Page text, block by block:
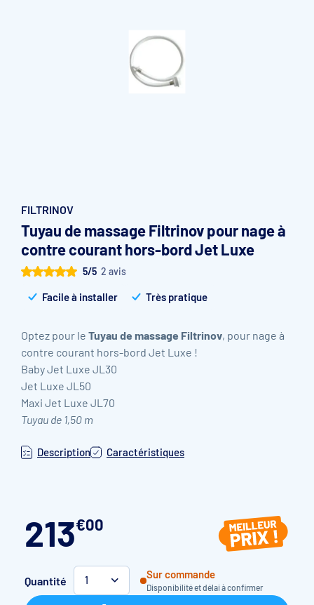
Pompe de filtration à vitesse variable
Vannes multivoies filtres à sable
FILTRINOV
Tuyau de massage Filtrinov pour nage à
contre courant hors-bord Jet Luxe
5/5 2 avis
Facile à installer Très pratique
Optez pour le Tuyau de massage Filtrinov, pour nage à
contre courant hors-bord Jet Luxe !
Baby Jet Luxe JL30
Jet Luxe JL50
Maxi Jet Luxe JL70
Tuyau de 1,50 m
Description Caractéristiques
213€00
Quantité 1 Sur commande
Disponibilité et délai à confirmer